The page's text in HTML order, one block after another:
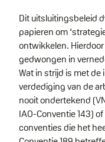
Dit uitsluitingsbeleid
papieren om
ontwikkelen.
gedwongen in
Wat in strijd is met
verdediging van de
nooit ondertekend
IAO-Conventie 143)
conventies die het